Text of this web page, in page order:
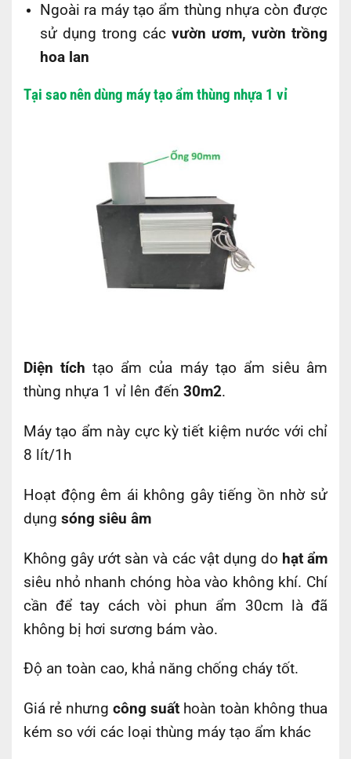
Ngoài ra máy tạo ẩm thùng nhựa còn được
sử dụng trong các vườn ươm, vườn trồng
hoa lan
Tại sao nên dùng máy tạo ẩm thùng nhựa 1 vỉ
Diện tích tạo ẩm của máy tạo ẩm siêu âm
thùng nhựa 1 vỉ lên đến 30m2.
Máy tạo ẩm này cực kỳ tiết kiệm nước với chỉ
8 lít/1h
Hoạt động êm ái không gây tiếng ồn nhờ sử
dụng sóng siêu âm
Không gây ướt sàn và các vật dụng do hạt ẩm
siêu nhỏ nhanh chóng hòa vào không khí. Chí
cần để tay cách vòi phun ẩm 30cm là đã
không bị hơi sương bám vào.
Độ an toàn cao, khả năng chống cháy tốt.
Giá rẻ nhưng công suất hoàn toàn không thua
kém so với các loại thùng máy tạo ẩm khác